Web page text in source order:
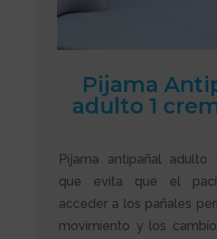
Pijama
adulto 1
Pijama antipañal adulto
que evita que el
acceder a los pañales
movimiento y los